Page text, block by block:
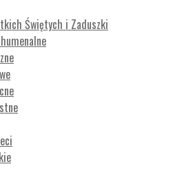
Świętych i Zaduszki